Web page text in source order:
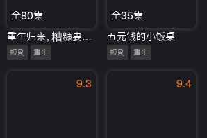
全80集
重生归来，糟糠妻竟是真团宠
短剧 重生
全35集
五元钱的小饭桌
短剧 重生
9.3 9.4